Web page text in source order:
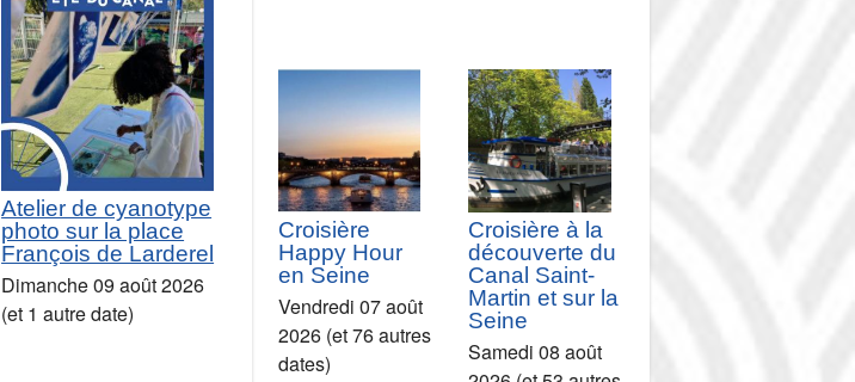
Atelier de cyanotype
photo sur la place
François de Larderel
Dimanche 09 août 2026
(et 1 autre date)
Croisière
Happy Hour
en Seine
Vendredi 07 août
2026 (et 76 autres
dates)
Croisière à la
découverte du
Canal Saint-
Martin et sur la
Seine
Samedi 08 août